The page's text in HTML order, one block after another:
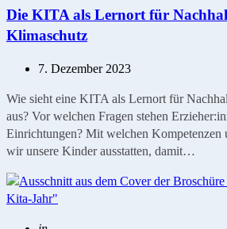
Die KITA als Lernort für
Klimaschutz
7. Dezember 2023
Wie sieht eine KITA als Lernort für
aus? Vor welchen Fragen stehen
Einrichtungen? Mit welchen Kompetenzen
wir unsere Kinder ausstatten, damit…